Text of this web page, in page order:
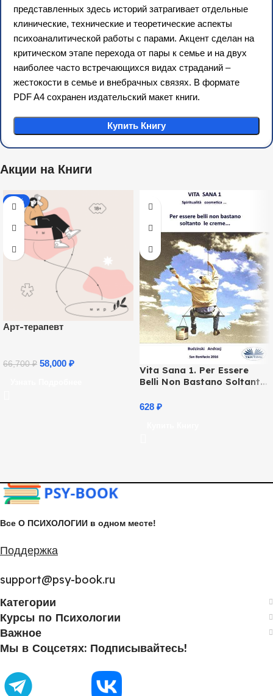
представленных здесь историй затрагивает отдельные
клинические, технические и теоретические аспекты
психоаналитической работы с парами. Акцент сделан на
критическом этапе перехода от пары к семье и на двух
наиболее часто встречающихся видах страданий –
жестокости в семье и внебрачных связях. В формате
PDF A4 сохранен издательский макет книги.
Купить Книгу
Акции на Книги
-13%
Арт-терапевт
66,700₽ 58,000 ₽
Vita Sana 1. Per Essere
Belli Non Bastano Soltanto
628 ₽
Все О ПСИХОЛОГИИ в одном месте!
Поддержка
support@psy-book.ru
Категории
Курсы по Психологии
Важное
Мы в Соцсетях: Подписывайтесь!